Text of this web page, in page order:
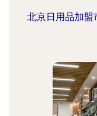
北京日用品加盟